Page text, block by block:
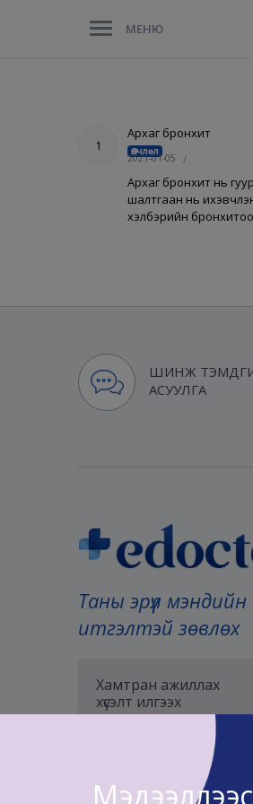
МЕНЮ
1
Архаг бронхит
Өвчлөл
2021-01-05 /
Архаг бронхит нь
шалтгаан нь
хэлбэрийн
Мэдээллээс
ШИНЖ
АСУУЛГА
Таны эрүүл мэндийн
итгэлтэй зөвлөх
Хамтран ажиллах
хүсэлт илгээх